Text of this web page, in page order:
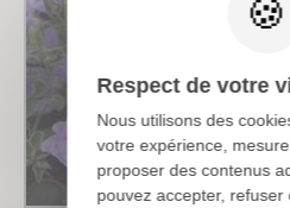
Respect de votre
Nous utilisons des
votre expérience,
proposer des contenus
pouvez accepter, refuser